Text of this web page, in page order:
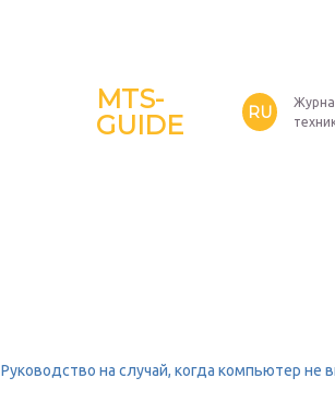
MTS-
GUIDE
RU
Руководство на случай, когда компьютер не